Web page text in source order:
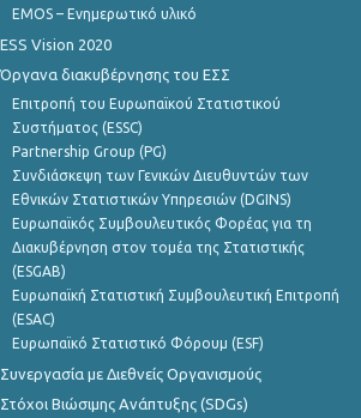
EMOS – Ενημερωτικό υλικό
ESS Vision 2020
Όργανα διακυβέρνησης του ΕΣΣ
Επιτροπή του Ευρωπαϊκού Στατιστικού
Συστήματος (ESSC)
Partnership Group (PG)
Συνδιάσκεψη των Γενικών Διευθυντών των
Εθνικών Στατιστικών Υπηρεσιών (DGINS)
Ευρωπαϊκός Συμβουλευτικός Φορέας για τη
Διακυβέρνηση στον τομέα της Στατιστικής
(ESGAB)
Ευρωπαϊκή Στατιστική Συμβουλευτική Επιτροπή
(ESAC)
Ευρωπαϊκό Στατιστικό Φόρουμ (ESF)
Συνεργασία με Διεθνείς Οργανισμούς
Στόχοι Βιώσιμης Ανάπτυξης (SDGs)